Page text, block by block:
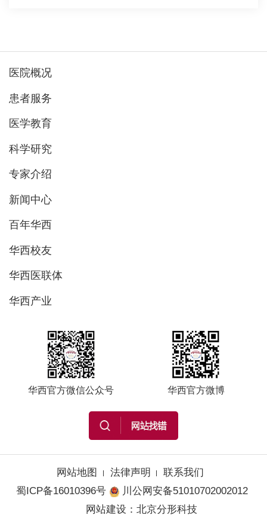
医院概况
患者服务
医学教育
科学研究
专家介绍
新闻中心
百年华西
华西校友
华西医联体
华西产业
华西官方微信公众号 华西官方微博
网站地图 法律声明
联系我们
蜀ICP备16010396号
川公网安备51010702002012
网站建设 ： 北京分形科技